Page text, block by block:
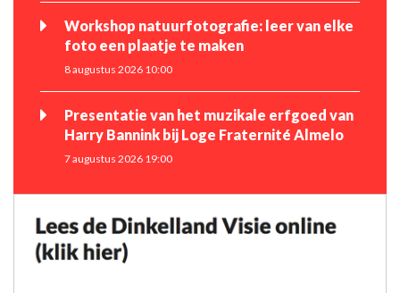
Workshop natuurfotografie: leer van elke
foto een plaatje te maken
8 augustus 2026 10:00
Presentatie van het muzikale erfgoed van
Harry Bannink bij Loge Fraternité Almelo
7 augustus 2026 19:00